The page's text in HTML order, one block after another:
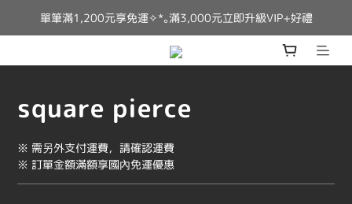
單筆滿1,200元享免運✧*｡滿3,000元立即升級VIP+好禮
square pierce
※ 需另外支付運費，請確認運費
※ 訂單金額滿額享國內免運優惠